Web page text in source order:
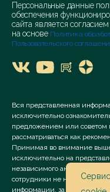
Персональные данные
обеспечения
сайта является
на основе Политика
Пользовательского
Вся представленная
исключительно
предложением или
рассматриваться как
Принимая во внимание
исключительно на
независимого анализа.
сотрудники не несут
информации, за прямой